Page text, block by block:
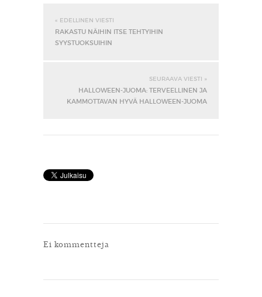
« EDELLINEN VIESTI
RAKASTU NÄIHIN ITSE TEHTYIHIN
SYYSTUOKSUIHIN
SEURAAVA VIESTI »
HALLOWEEN-JUOMA: TERVEELLINEN JA
KAMMOTTAVAN HYVÄ HALLOWEEN-JUOMA
Ei kommentteja